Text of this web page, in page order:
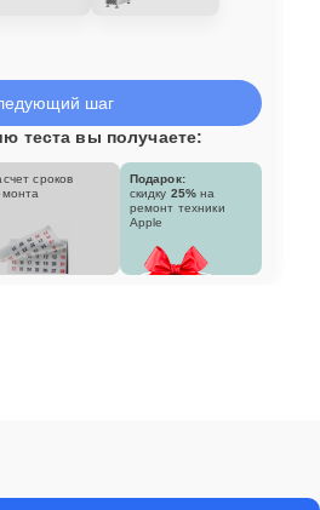
шаг
теста вы получаете:
сроков
Подарок:
скидку 25% на
ремонт техники
Apple